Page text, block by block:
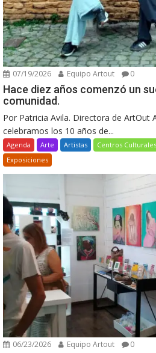
07/19/2026 Equipo Artout 0
Hace diez años comenzó un
comunidad.
Por Patricia Avila. Directora de ArtOut
celebramos los 10 años de...
Agenda Arte Artistas Centros Culturales
Exposiciones
06/23/2026 Equipo Artout 0